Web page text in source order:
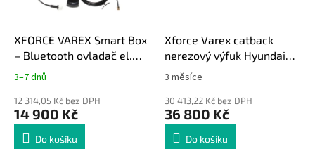
XFORCE VAREX Smart Box
– Bluetooth ovladač el.
klapky výfuku
3–7 dnů
12 314,05 Kč bez DPH
14 900 Kč
Do košíku
Xforce Varex catback
nerezový výfuk Hyundai
Kona N 2021+
3 měsíce
30 413,22 Kč bez DPH
36 800 Kč
Do košíku